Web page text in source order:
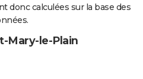
donc calculées sur la base des
Mary-le-Plain